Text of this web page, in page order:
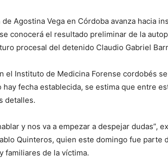
Agostina Vega en Córdoba avanza hacia
conocerá el resultado preliminar de la
procesal del detenido Claudio Gabriel
el Instituto de Medicina Forense cordobés
hay fecha establecida, se estima que entre
detalles.
y nos va a empezar a despejar dudas”,
Quinteros, quien este domingo fue parte
familiares de la víctima.